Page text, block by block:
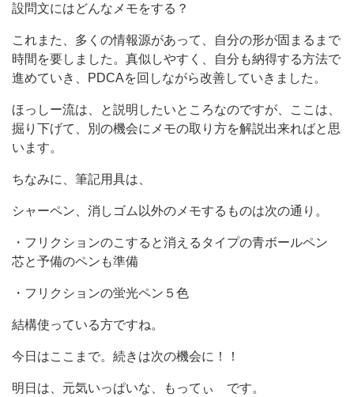
設問文にはどんなメモをする？
これまた、多くの情報源があって、自分の形が固まるまで
時間を要しました。真似しやすく、自分も納得する方法で
進めていき、PDCAを回しながら改善していきました。
ほっしー流は、と説明したいところなのですが、ここは、
掘り下げて、別の機会にメモの取り方を解説出来ればと思
います。
ちなみに、筆記用具は、
シャーペン、消しゴム以外のメモするものは次の通り。
・フリクションのこすると消えるタイプの青ボールペン
芯と予備のペンも準備
・フリクションの蛍光ペン５色
結構使っている方ですね。
今日はここまで。続きは次の機会に！！
明日は、元気いっぱいな、もってぃ です。